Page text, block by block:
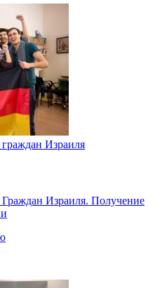
Израиля
Израиля. Получение